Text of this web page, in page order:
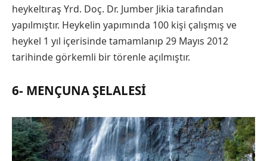
heykeltıraş Yrd. Doç. Dr. Jumber Jikia tarafından
yapılmıştır. Heykelin yapımında 100 kişi çalışmış ve
heykel 1 yıl içerisinde tamamlanıp 29 Mayıs 2012
tarihinde görkemli bir törenle açılmıştır.
6- MENÇUNA ŞELALESI